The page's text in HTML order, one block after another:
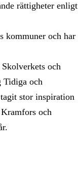
rättigheter enligt
kommuner och har
och
Tidiga och
stor inspiration
och